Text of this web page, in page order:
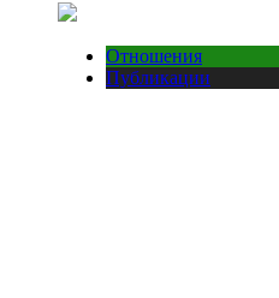
Отношения
Публикации